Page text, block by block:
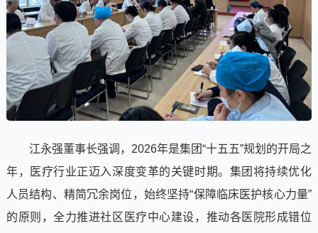
江永强董事长强调，2026年是集团“十五五”规划的开局之
年，医疗行业正迈入深度变革的关键时期。集团将持续优化
人员结构、精简冗余岗位，始终坚持“保障临床医护核心力量”
的原则，全力推进社区医疗中心建设，推动各医院形成错位